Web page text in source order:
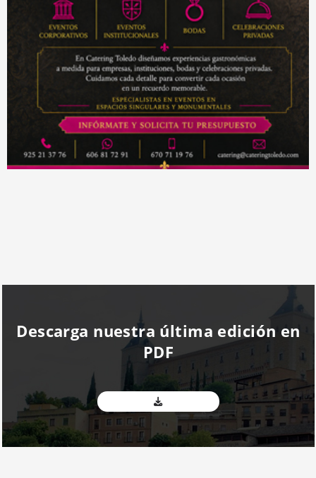
Descarga nuestra última edición en
PDF